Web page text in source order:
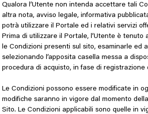
Qualora l’Utente non intenda accettare tali
altra nota, avviso legale, informativa
potrà utilizzare il Portale ed i relativi servizi
Prima di utilizzare il Portale, l’Utente è
le Condizioni presenti sul sito, esaminarle ed
selezionando l’apposita casella messa a
procedura di acquisto, in fase di registrazione
Le Condizioni possono essere modificate in
modifiche saranno in vigore dal momento
Sito. Le Condizioni applicabili sono quelle in